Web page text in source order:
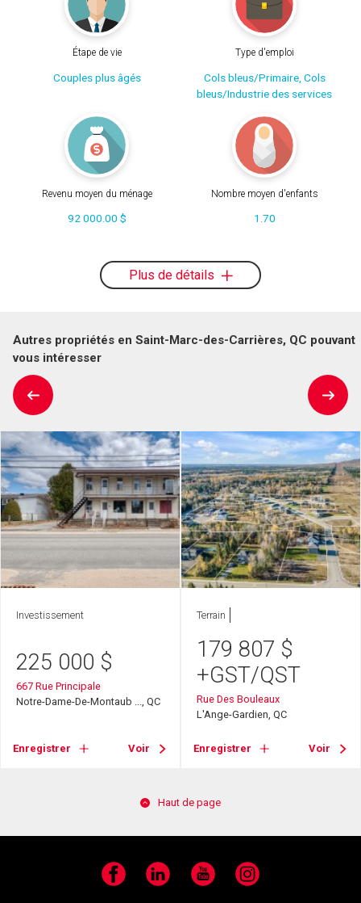
Étape de vie
Couples plus âgés
Type d'emploi
Cols bleus/Primaire, Cols
bleus/Industrie des services
Revenu moyen du ménage
92 000.00 $
Nombre moyen d'enfants
1.70
Plus de détails
Autres propriétés en Saint-Marc-des-Carrières, QC pouvant
vous intéresser
Investissement
225 000 $
667 Rue Principale
Notre-Dame-De-Montaub ..., QC
Enregistrer Voir
Terrain
179 807 $
+GST/QST
Rue Des Bouleaux
L'Ange-Gardien, QC
Enregistrer Voir
Haut de page
Facebook LinkedIn YouTube Instagram